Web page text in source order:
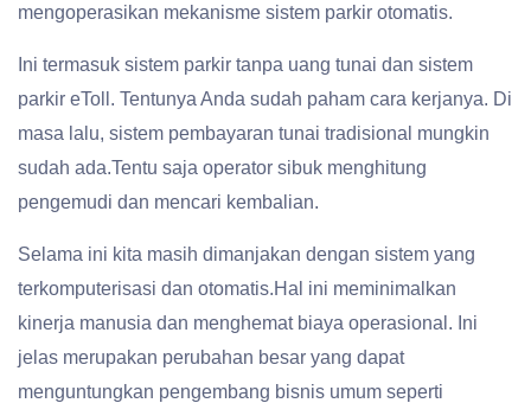
mengoperasikan mekanisme sistem parkir otomatis.
Ini termasuk sistem parkir tanpa uang tunai dan sistem
parkir eToll. Tentunya Anda sudah paham cara kerjanya. Di
masa lalu, sistem pembayaran tunai tradisional mungkin
sudah ada.Tentu saja operator sibuk menghitung
pengemudi dan mencari kembalian.
Selama ini kita masih dimanjakan dengan sistem yang
terkomputerisasi dan otomatis.Hal ini meminimalkan
kinerja manusia dan menghemat biaya operasional. Ini
jelas merupakan perubahan besar yang dapat
menguntungkan pengembang bisnis umum seperti